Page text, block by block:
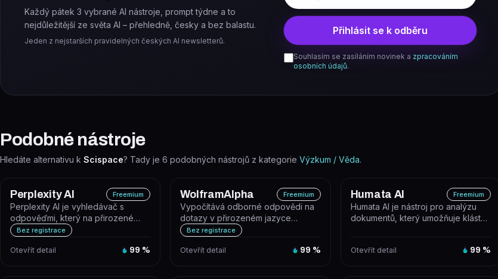
Každý pátek 3 vybrané AI nástroje, prompt týdne a to
nejdůležitější ze světa AI – přehledně, česky a bez balastu.
Jeden z nejstarších pravidelných českých AI newsletterů.
Přihlásit se k odběru
Souhlasím se zasíláním novinek a zpracováním
osobních údajů.
Podobné nástroje
Hledáte alternativu k Scispace? Tady je 6 podobných nástrojů z kategorie Výzkum / Věda.
Perplexity AI Freemium
Perplexity AI je vyhledávač s
odpověďmi, který na přirozené
dotazy reaguje přímými odpověďmi
Bez registrace
Otevřít detail 99 %
WolframAlpha Freemium
Vypočítává odborné odpovědi na
dotazy v přirozeném jazyce
pomocí algoritmů, znalostní báze a
Bez registrace
Otevřít detail 99 %
Humata AI Freemium
Humata AI je nástroj pro analýzu
dokumentů, který umožňuje klást
Otevřít detail 99 %